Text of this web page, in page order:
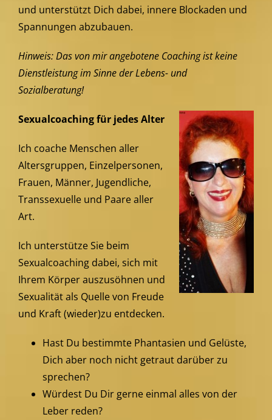
und unterstützt Dich dabei, innere Blockaden und
Spannungen abzubauen.
Hinweis: Das von mir angebotene Coaching ist keine
Dienstleistung im Sinne der Lebens- und
Sozialberatung!
Sexualcoaching für jedes Alter
Ich coache Menschen aller
Altersgruppen, Einzelpersonen,
Frauen, Männer, Jugendliche,
Transsexuelle und Paare aller
Art.
Ich unterstütze Sie beim
Sexualcoaching dabei, sich mit
Ihrem Körper auszusöhnen und
Sexualität als Quelle von Freude
und Kraft (wieder)zu entdecken.
Hast Du bestimmte Phantasien und Gelüste,
Dich aber noch nicht getraut darüber zu
sprechen?
Würdest Du Dir gerne einmal alles von der
Leber reden?